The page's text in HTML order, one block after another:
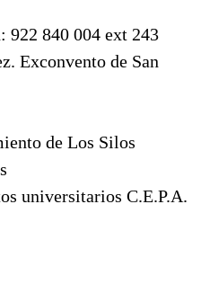
840 004 ext 243
Exconvento de San
de Los Silos
universitarios C.E.P.A.